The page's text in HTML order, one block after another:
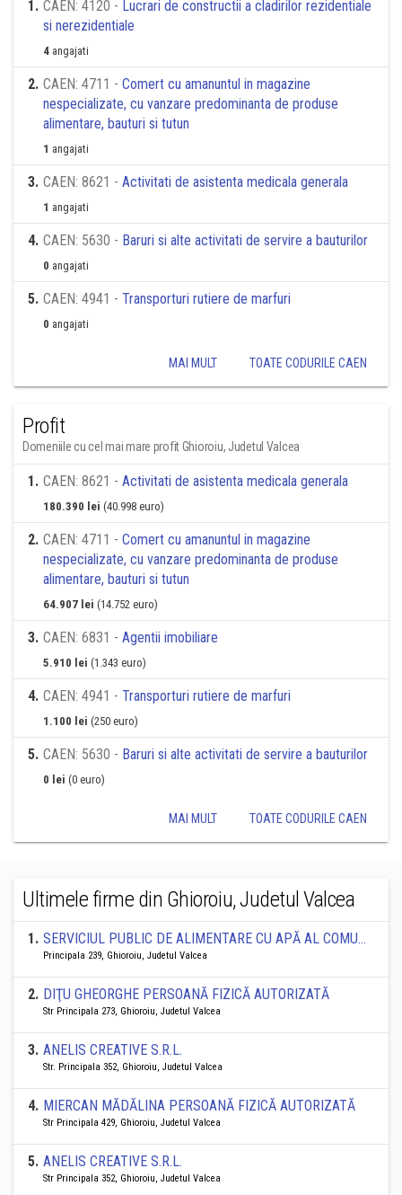
1. CAEN: 4120 - Lucrari de constructii a cladirilor rezidentiale
si nerezidentiale
4 angajati
2. CAEN: 4711 - Comert cu amanuntul in magazine
nespecializate, cu vanzare predominanta de produse
alimentare, bauturi si tutun
1 angajati
3. CAEN: 8621 - Activitati de asistenta medicala generala
1 angajati
4. CAEN: 5630 - Baruri si alte activitati de servire a bauturilor
0 angajati
5. CAEN: 4941 - Transporturi rutiere de marfuri
0 angajati
MAI MULT TOATE CODURILE CAEN
Profit
Domeniile cu cel mai mare profit Ghioroiu, Judetul Valcea
1. CAEN: 8621 - Activitati de asistenta medicala generala
180.390 lei (40.998 euro)
2. CAEN: 4711 - Comert cu amanuntul in magazine
nespecializate, cu vanzare predominanta de produse
alimentare, bauturi si tutun
64.907 lei (14.752 euro)
3. CAEN: 6831 - Agentii imobiliare
5.910 lei (1.343 euro)
4. CAEN: 4941 - Transporturi rutiere de marfuri
1.100 lei (250 euro)
5. CAEN: 5630 - Baruri si alte activitati de servire a bauturilor
0 lei (0 euro)
MAI MULT TOATE CODURILE CAEN
Ultimele firme din Ghioroiu, Judetul Valcea
1. SERVICIUL PUBLIC DE ALIMENTARE CU APĂ AL COMUNEI GHIOROIU
Principala 239, Ghioroiu, Judetul Valcea
2. DIŢU GHEORGHE PERSOANĂ FIZICĂ AUTORIZATĂ
Str Principala 273, Ghioroiu, Judetul Valcea
3. ANELIS CREATIVE S.R.L.
Str. Principala 352, Ghioroiu, Judetul Valcea
4. MIERCAN MĂDĂLINA PERSOANĂ FIZICĂ AUTORIZATĂ
Str Principala 429, Ghioroiu, Judetul Valcea
5. ANELIS CREATIVE S.R.L.
Str Principala 352, Ghioroiu, Judetul Valcea